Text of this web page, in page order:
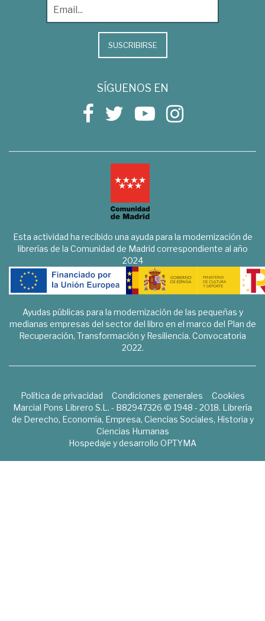
SUSCRIBIRSE
SÍGUENOS EN
Esta actividad ha recibido una ayuda para la modernización de
librerías de la Comunidad de Madrid correspondiente al año
2024
Ayudas públicas para la modernización de las pequeñas y
medianas empresas del sector del libro en el marco del Plan de
Recuperación, Transformación y Resiliencia. Convocatoria
2022.
Política de privacidad Condiciones generales
Cookies
Marcial Pons Librero S.L. - B82947326 © 1948 - 2018. Librería
de Derecho, Economía, Empresa, Ciencias Sociales, Historia y
Ciencias Humanas
Hospedaje y desarrollo OPTYMA